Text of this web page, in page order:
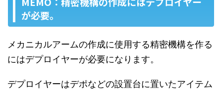
が必要。
メカニカルアームの作成に使用する精密機構を作る
にはデプロイヤーが必要になります。
デプロイヤーはデポなどの設置台に置いたアイテム